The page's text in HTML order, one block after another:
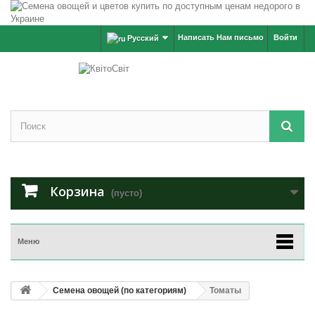
Войти
Написать Нам письмо
Русский
Корзина (пусто)
Меню
Семена овощей (по категориям) Томаты